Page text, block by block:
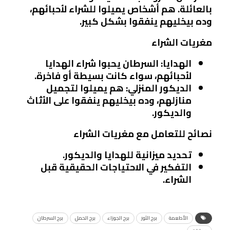
بالعائلة. هم أشخاص يميلوا للشراء لأحبائهم،
وده بيخليهم ينفقوا بشكل كبير.
مغريات الشراء
الهدايا: السرطان يحبوا شراء الهدايا
لأحبائهم، سواء كانت بسيطة أو فاخرة.
الديكور المنزلي: هم يميلوا لتجميل
منازلهم، وده بيخليهم ينفقوا على الأثاث
والديكور.
نصائح للتعامل مع مغريات الشراء
تحديد ميزانية للهدايا والديكور.
التفكير في الاحتياجات الحقيقية قبل
الشراء.
الأطعمة برج الثور برج الجوزاء برج الحمل
برج السرطان